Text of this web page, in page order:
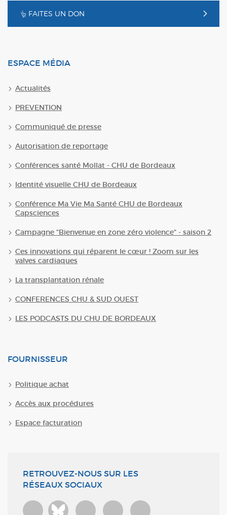
FAITES UN DON
ESPACE MÉDIA
Actualités
PREVENTION
Communiqué de presse
Autorisation de reportage
Conférences santé Mollat - CHU de Bordeaux
Identité visuelle CHU de Bordeaux
Conférence Ma Vie Ma Santé CHU de Bordeaux
Capsciences
Campagne "Bienvenue en zone zéro violence" - saison 2
Ces innovations qui réparent le cœur ! Zoom sur les
valves cardiaques
La transplantation rénale
CONFERENCES CHU & SUD OUEST
LES PODCASTS DU CHU DE BORDEAUX
FOURNISSEUR
Politique achat
Accès aux procédures
Espace facturation
RETROUVEZ-NOUS SUR LES
RÉSEAUX SOCIAUX
Bluesky